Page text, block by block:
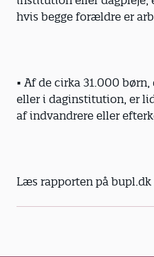
hvis begge forældre er
• Af de cirka 31.000
eller i daginstitution, er
af indvandrere eller
Læs rapporten på bupl.dk